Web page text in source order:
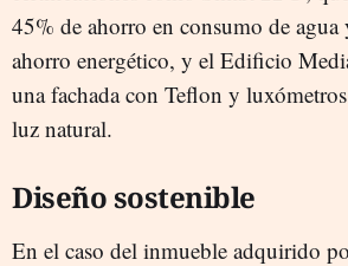
45% de ahorro en consumo de
ahorro energético, y el Edificio
una fachada con Teflon y
luz natural.
Diseño sostenible
En el caso del inmueble adquirido